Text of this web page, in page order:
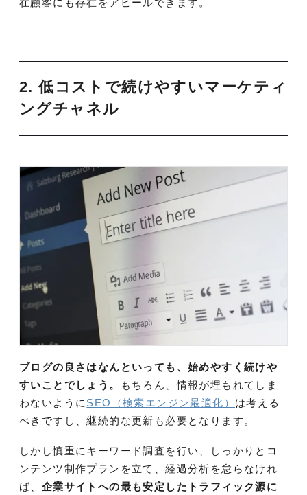
在顧客にも存在をアピールできます。
2. 低コストで続けやすいマーケティ
ングチャネル
ブログの良さはなんといっても、始めやすく続けや
すいことでしょう。
もちろん、情報が埋もれてしま
わないようにSEO（検索エンジン最適化） は考える
べきですし、継続的な更新も必要となります。
しかし慎重にキーワード調査を行い、しっかりとコ
ンテンツ制作プランを立て、経過分析を怠らなけれ
ば、 企業サイトへの最も安定したトラフィック源に